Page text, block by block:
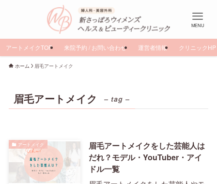
MENU
アートメイクTOP 来院予約 / お問い合わせ 運営者情報 クリニックHP
ホーム 眉毛アートメイク
眉毛アートメイク – tag –
アートメイク
眉毛アートメイクをした芸能人は
だれ？モデル・YouTuber・アイ
ドル一覧